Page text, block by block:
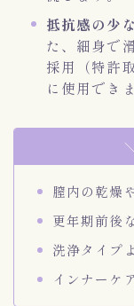
抵抗感の少
た、細身で
採用（特許
に使用でき
膣内の乾燥
更年期前後
洗浄タイプ
インナーケ